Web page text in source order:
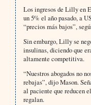
Los ingresos de Lilly en
un 5% el año pasado, a
“precios más bajos”,
Sin embargo, Lilly se
insulinas, diciendo que
altamente competitiva.
“Nuestros abogados no
rebajas”, dijo Mason.
al paciente que reducen
regalan.